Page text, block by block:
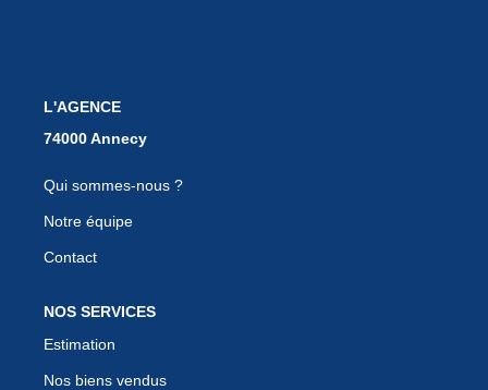
L'AGENCE
Qui sommes-nous ?
Notre équipe
Contact
NOS SERVICES
Estimation
Nos biens vendus